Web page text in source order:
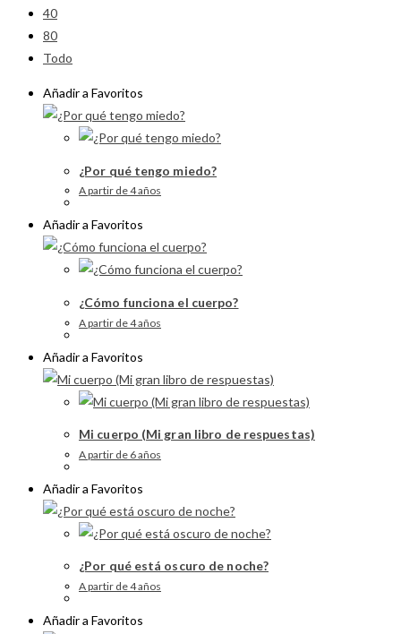
40
80
Todo
Añadir a Favoritos
¿Por qué tengo miedo?
A partir de 4 años
Añadir a Favoritos
¿Cómo funciona el cuerpo?
A partir de 4 años
Añadir a Favoritos
Mi cuerpo (Mi gran libro de respuestas)
A partir de 6 años
Añadir a Favoritos
¿Por qué está oscuro de noche?
A partir de 4 años
Añadir a Favoritos